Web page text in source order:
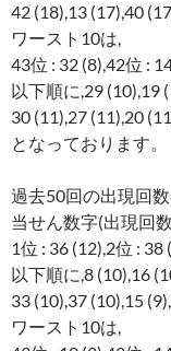
42 (18),13 (17),40
ワースト10は,
43位 : 32 (8),42位 :
以下順に,29 (10),19
30 (11),27 (11),20
となっております。
過去50回の出現回
当せん数字(出現回
1位 : 36 (12),2位 : 38
以下順に,8 (10),16
33 (10),37 (10),15
ワースト10は,